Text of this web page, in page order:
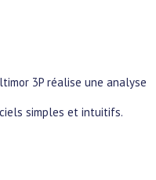
3P réalise une analyse
simples et intuitifs.